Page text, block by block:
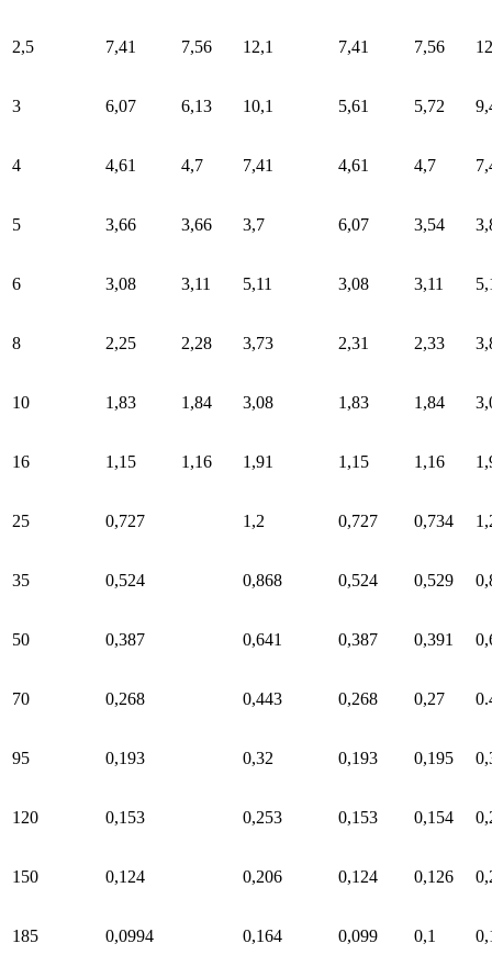
2,5 7,41 7,56 12,1 7,41 7,56
3 6,07 6,13 10,1 5,61 5,72
4 4,61 4,7 7,41 4,61 4,7
5 3,66 3,66 3,7 6,07 3,54
6 3,08 3,11 5,11 3,08 3,11
8 2,25 2,28 3,73 2,31 2,33
10 1,83 1,84 3,08 1,83 1,84
16 1,15 1,16 1,91 1,15 1,16
25 0,727 1,2 0,727 0,734
35 0,524 0,868 0,524 0,529
50 0,387 0,641 0,387 0,391
70 0,268 0,443 0,268 0,27
95 0,193 0,32 0,193 0,195
120 0,153 0,253 0,153 0,154
150 0,124 0,206 0,124 0,126
185 0,0994 0,164 0,099 0,1